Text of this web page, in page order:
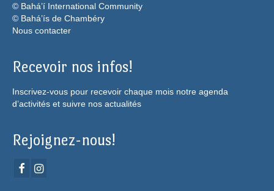
© Bahá’í International Community
© Bahá’ís de Chambéry
Nous contacter
Recevoir nos infos!
Inscrivez-vous pour recevoir chaque mois notre agenda
d’activités et suivre nos actualités
Rejoignez-nous!